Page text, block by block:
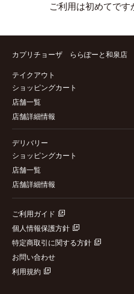
ご利用は初めてです
カプリチョーザ ららぽーと和泉店
テイクアウト
ショッピングカート
店舗一覧
店舗詳細情報
デリバリー
ショッピングカート
店舗一覧
店舗詳細情報
ご利用ガイド
特定商取引に関する方針
利用規約
個人情報保護方針
お問い合わせ